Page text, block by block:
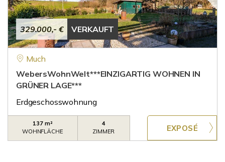
329.000,- € VERKAUFT
Much
WebersWohnWelt***EINZIGARTIG WOHNEN IN
GRÜNER LAGE***
Erdgeschosswohnung
137 m²
WOHNFLÄCHE
4
ZIMMER